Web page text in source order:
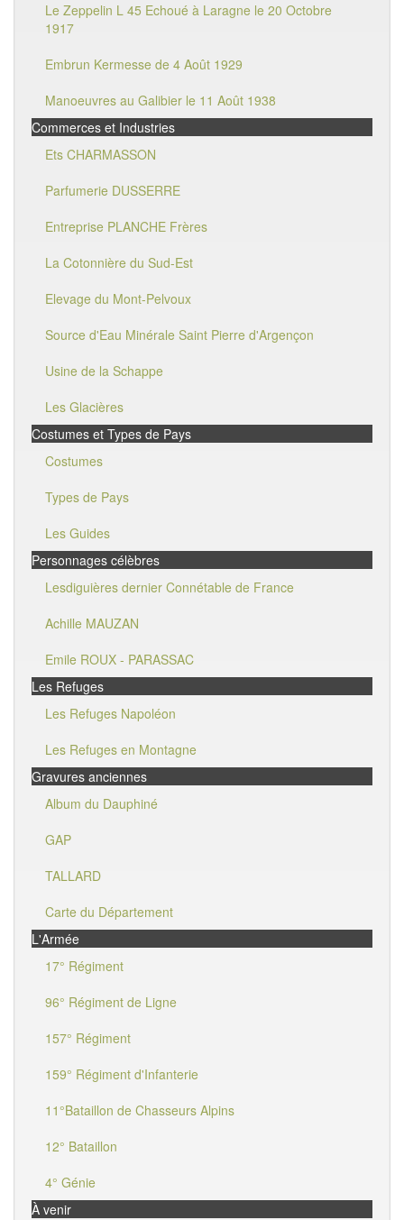
Le Zeppelin L 45 Echoué à Laragne le 20 Octobre
1917
Embrun Kermesse de 4 Août 1929
Manoeuvres au Galibier le 11 Août 1938
Commerces et Industries
Ets CHARMASSON
Parfumerie DUSSERRE
Entreprise PLANCHE Frères
La Cotonnière du Sud-Est
Elevage du Mont-Pelvoux
Source d'Eau Minérale Saint Pierre d'Argençon
Usine de la Schappe
Les Glacières
Costumes et Types de Pays
Costumes
Types de Pays
Les Guides
Personnages célèbres
Lesdiguières dernier Connétable de France
Achille MAUZAN
Emile ROUX - PARASSAC
Les Refuges
Les Refuges Napoléon
Les Refuges en Montagne
Gravures anciennes
Album du Dauphiné
GAP
TALLARD
Carte du Département
L'Armée
17° Régiment
96° Régiment de Ligne
157° Régiment
159° Régiment d'Infanterie
11°Bataillon de Chasseurs Alpins
12° Bataillon
4° Génie
À venir